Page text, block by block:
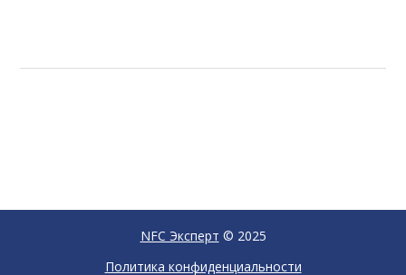
NFC Эксперт © 2025
Политика конфиденциальности